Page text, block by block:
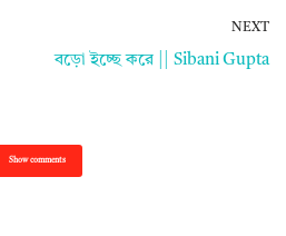
NEXT
বড়ো ইচ্ছে করে || Sibani Gupta
Show comments